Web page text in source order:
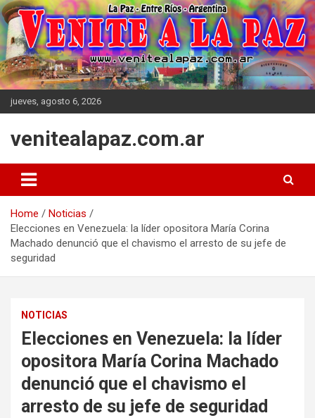
Skip
to
content
jueves, agosto 6, 2026
venitealapaz.com.ar
Home
Noticias
Elecciones en Venezuela: la líder opositora María Corina
Machado denunció que el chavismo el arresto de su jefe de
seguridad
NOTICIAS
Elecciones en Venezuela: la líder
opositora María Corina Machado
denunció que el chavismo el
arresto de su jefe de seguridad